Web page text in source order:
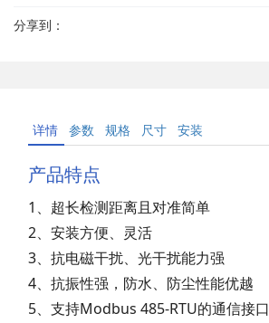
分享到：
详情 参数 规格 尺寸 安装
产品特点
1、超长检测距离且对准简单
2、安装方便、灵活
3、抗电磁干扰、光干扰能力强
4、抗振性强，防水、防尘性能优越
5、支持Modbus 485-RTU的通信接口